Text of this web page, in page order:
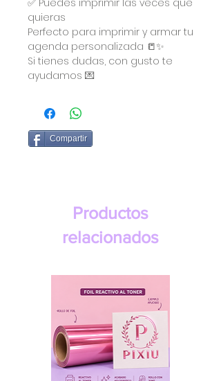
✅ Puedes imprimir las veces que
quieras
Perfecto para imprimir y armar tu
agenda personalizada 📒✨
Si tienes dudas, con gusto te
ayudamos 💌
Compartir
Productos
relacionados